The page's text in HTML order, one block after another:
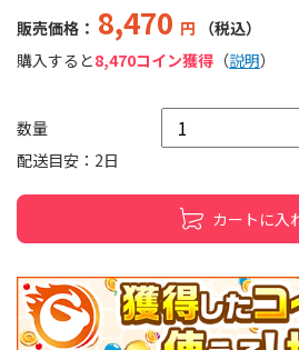
販売価格： 8,470 円
（税込）
購入すると8,470コイン獲得 （説明）
数量
配送目安：2日
カートに入